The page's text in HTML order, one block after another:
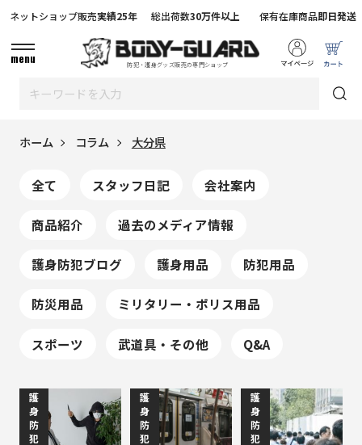
防犯・護身グッズ販売の専門ショップ
ネットショップ販売実績25年 総出荷数30万件以上 保有在庫商品即日発送
menu
ホーム コラム 大分県
全て スタッフ日記 会社案内
商品紹介 過去のメディア情報
護身防犯ブログ 護身用品 防犯用品
防災用品 ミリタリー・ポリス用品
スポーツ 武道具・その他 Q&A
護
身
防
犯
護
身
防
犯
護
身
防
犯